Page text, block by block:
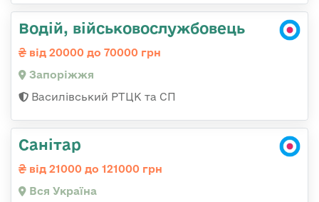
Водій, військовослужбовець
від 20000 до 70000 грн
Запоріжжя
Василівський РТЦК та СП
Санітар
від 21000 до 121000 грн
Вся Україна